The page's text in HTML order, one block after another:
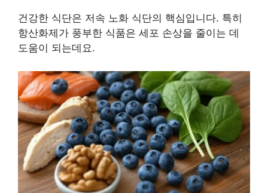
건강한 식단은 저속 노화 식단의 핵심입니다. 특히
항산화제가 풍부한 식품은 세포 손상을 줄이는 데
도움이 되는데요.